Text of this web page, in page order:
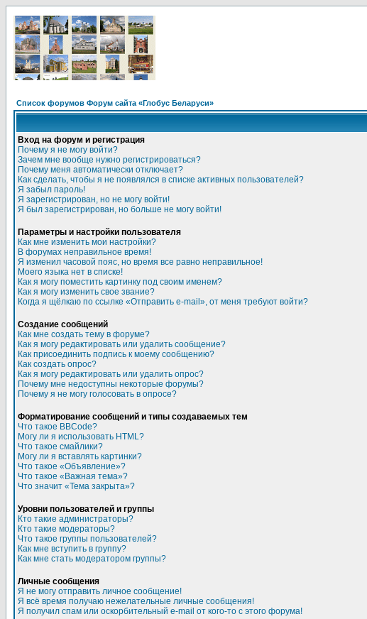
Список форумов Форум сайта «Глобус Беларуси»
Вход на форум и регистрация
Почему я не могу войти?
Зачем мне вообще нужно регистрироваться?
Почему меня автоматически отключает?
Как сделать, чтобы я не появлялся в списке активных пользователей?
Я забыл пароль!
Я зарегистрирован, но не могу войти!
Я был зарегистрирован, но больше не могу войти!
Параметры и настройки пользователя
Как мне изменить мои настройки?
В форумах неправильное время!
Я изменил часовой пояс, но время все равно неправильное!
Моего языка нет в списке!
Как я могу поместить картинку под своим именем?
Как я могу изменить свое звание?
Когда я щёлкаю по ссылке «Отправить e-mail», от меня требуют войти?
Создание сообщений
Как мне создать тему в форуме?
Как я могу редактировать или удалить сообщение?
Как присоединить подпись к моему сообщению?
Как создать опрос?
Как я могу редактировать или удалить опрос?
Почему мне недоступны некоторые форумы?
Почему я не могу голосовать в опросе?
Форматирование сообщений и типы создаваемых тем
Что такое BBCode?
Могу ли я использовать HTML?
Что такое смайлики?
Могу ли я вставлять картинки?
Что такое «Объявление»?
Что такое «Важная тема»?
Что значит «Тема закрыта»?
Уровни пользователей и группы
Кто такие администраторы?
Кто такие модераторы?
Что такое группы пользователей?
Как мне вступить в группу?
Как мне стать модератором группы?
Личные сообщения
Я не могу отправить личное сообщение!
Я всё время получаю нежелательные личные сообщения!
Я получил спам или оскорбительный e-mail от кого-то с этого форума!